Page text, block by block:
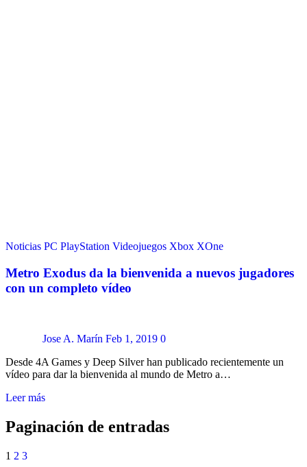
Noticias PC PlayStation Videojuegos Xbox XOne
Metro Exodus da la bienvenida a nuevos jugadores
con un completo vídeo
Jose A. Marín Feb 1, 2019 0
Desde 4A Games y Deep Silver han publicado recientemente un
vídeo para dar la bienvenida al mundo de Metro a…
Leer más
Paginación de entradas
1 2 3